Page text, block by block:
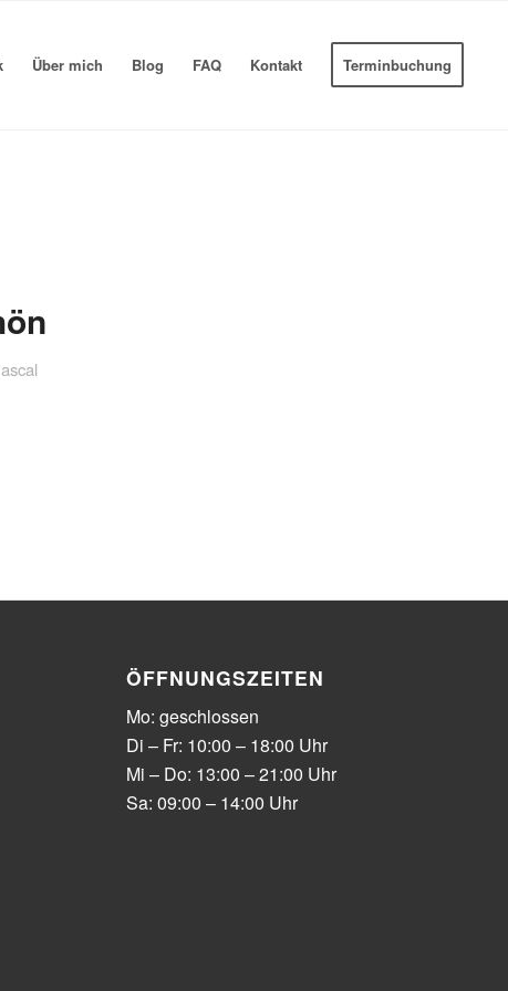
Über mich Blog FAQ Kontakt Terminbuchung
ÖFFNUNGSZEITEN
Mo: geschlossen
Di – Fr: 10:00 – 18:00 Uhr
Mi – Do: 13:00 – 21:00 Uhr
Sa: 09:00 – 14:00 Uhr